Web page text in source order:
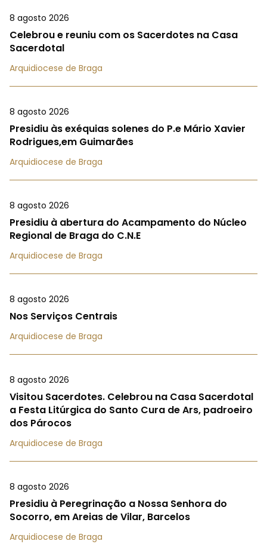
8 agosto 2026
Celebrou e reuniu com os Sacerdotes na Casa
Sacerdotal
Arquidiocese de Braga
8 agosto 2026
Presidiu às exéquias solenes do P.e Mário Xavier
Rodrigues,em Guimarães
Arquidiocese de Braga
8 agosto 2026
Presidiu à abertura do Acampamento do Núcleo
Regional de Braga do C.N.E
Arquidiocese de Braga
8 agosto 2026
Nos Serviços Centrais
Arquidiocese de Braga
8 agosto 2026
Visitou Sacerdotes. Celebrou na Casa Sacerdotal
a Festa Litúrgica do Santo Cura de Ars, padroeiro
dos Párocos
Arquidiocese de Braga
8 agosto 2026
Presidiu à Peregrinação a Nossa Senhora do
Socorro, em Areias de Vilar, Barcelos
Arquidiocese de Braga